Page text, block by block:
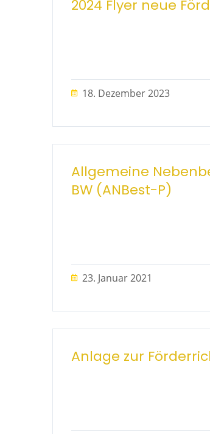
2024 Flyer neue
18. Dezember 2023
Allgemeine
BW (ANBest-P)
23. Januar 2021
Anlage zur